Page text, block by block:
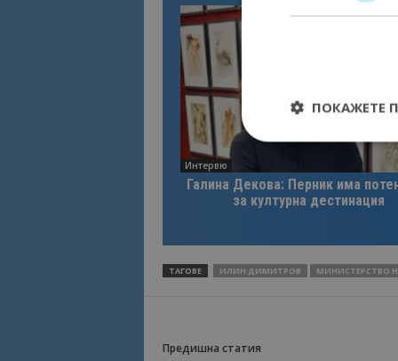
Интервю
Галина Декова: Перник има
за културна дестинация
ТАГОВЕ ИЛИН ДИМИТРОВ МИНИСТЕРСТВО
Предишна статия
ПОКАЖЕТЕ
Строго
управление на